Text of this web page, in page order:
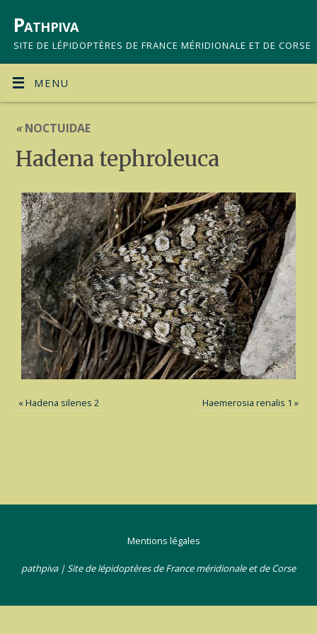
Pathpiva
SITE DE LÉPIDOPTÈRES DE FRANCE MÉRIDIONALE ET DE CORSE
MENU
«NOCTUIDAE
Hadena tephroleuca
«Hadena silenes 2 Haemerosia renalis 1 »
Mentions légales
pathpiva | Site de lépidoptères de France méridionale et de Corse